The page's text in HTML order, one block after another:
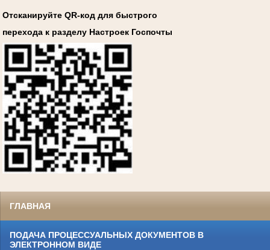
Отсканируйте QR-код для быстрого
перехода к разделу Настроек Госпочты
ГЛАВНАЯ
ПОДАЧА ПРОЦЕССУАЛЬНЫХ ДОКУМЕНТОВ В
ЭЛЕКТРОННОМ ВИДЕ